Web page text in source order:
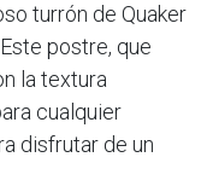
turrón de Quaker
postre, que
la textura
cualquier
disfrutar de un